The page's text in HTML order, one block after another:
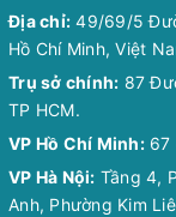
Địa chỉ: 49/69/5
Hồ Chí Minh, Việt
Trụ sở chính: 87
TP HCM.
VP Hồ Chí Minh: 67
VP Hà Nội: Tầng 4,
Anh, Phường Kim